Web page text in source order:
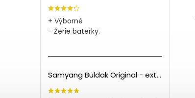
+ Výborné
- Žerie baterky.
Samyang Buldak Original - extra pálivé kuracie rezance (140g) PO EXPIRÁCII
Vianočný ľad osvetlenie na
využitie výhradne v interiéri na
vianočný stromček